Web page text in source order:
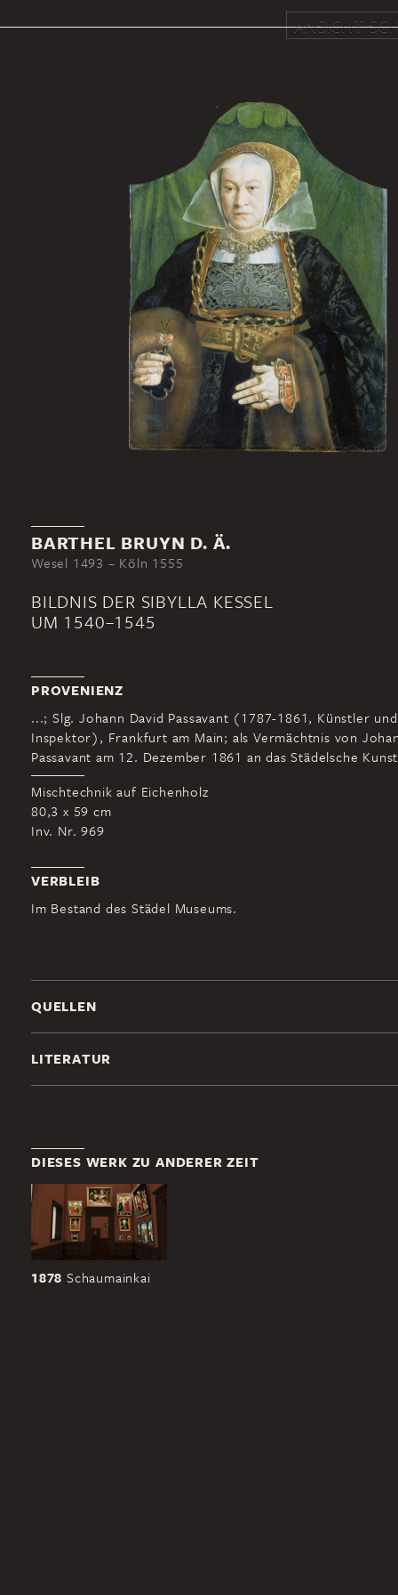
ANSICHT
BARTHEL BRUYN D. Ä.
Wesel 1493 – Köln 1555
BILDNIS DER SIBYLLA KESSEL
UM 1540–1545
PROVENIENZ
...; Slg. Johann David Passavant (1787-1861, Künstler
Inspektor), Frankfurt am Main; als Vermächtnis von
Passavant am 12. Dezember 1861 an das Städelsche
Mischtechnik auf Eichenholz
80,3 x 59 cm
Inv. Nr. 969
VERBLEIB
Im Bestand des Städel Museums.
QUELLEN
LITERATUR
DIESES WERK ZU ANDERER ZEIT
1878 Schaumainkai